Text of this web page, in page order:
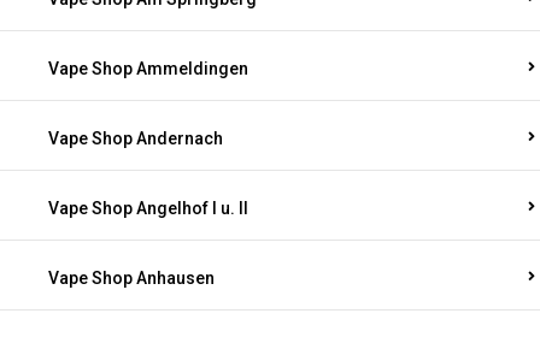
Vape Shop Ammeldingen
Vape Shop Andernach
Vape Shop Angelhof I u. II
Vape Shop Anhausen